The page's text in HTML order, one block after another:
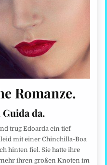
Romanze.
Guida da.
trug Edoarda ein tief
mit einer Chinchilla-Boa
hinten fiel. Sie hatte ihre
ihren großen Knoten im